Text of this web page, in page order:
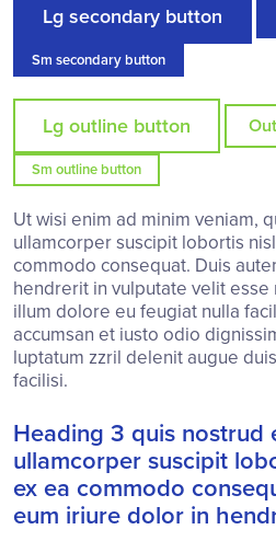
Lg secondary button
Sm secondary button
Lg outline button
Sm outline button
Ut wisi enim ad minim veniam,
ullamcorper suscipit lobortis
commodo consequat. Duis
hendrerit in vulputate velit
illum dolore eu feugiat nulla
accumsan et iusto odio
luptatum zzril delenit augue
facilisi.
Heading 3 quis nostrud
ullamcorper suscipit
ex ea commodo
eum iriure dolor in